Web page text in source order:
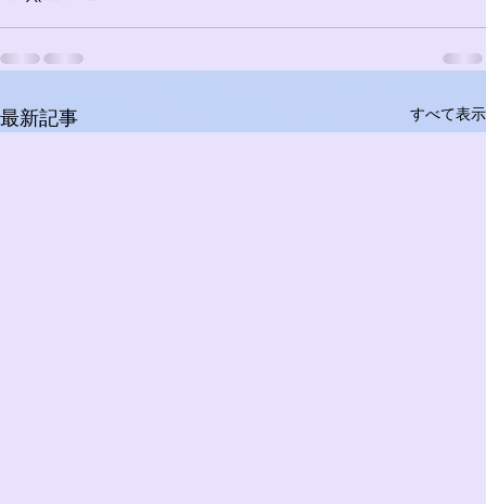
最新記事 すべて表示